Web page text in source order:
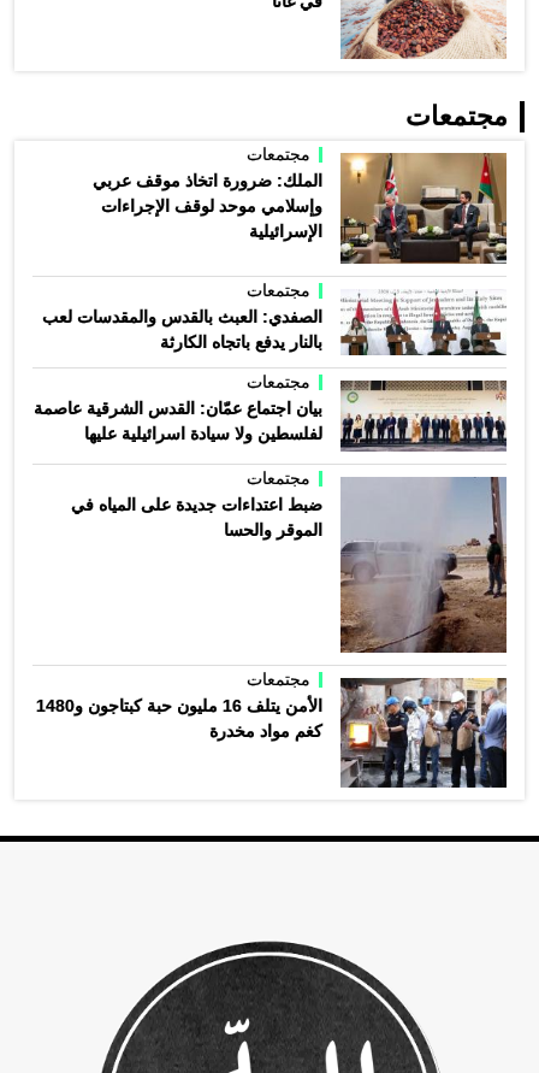
مجتمعات
مجتمعات
الملك: ضرورة اتخاذ موقف عربي
وإسلامي موحد لوقف الإجراءات
الإسرائيلية
مجتمعات
الصفدي: العبث بالقدس والمقدسات لعب
بالنار يدفع باتجاه الكارثة
مجتمعات
بيان اجتماع عمّان: القدس الشرقية عاصمة
لفلسطين ولا سيادة اسرائيلية عليها
مجتمعات
ضبط اعتداءات جديدة على المياه في
الموقر والحسا
مجتمعات
الأمن يتلف 16 مليون حبة كبتاجون و1480
كغم مواد مخدرة